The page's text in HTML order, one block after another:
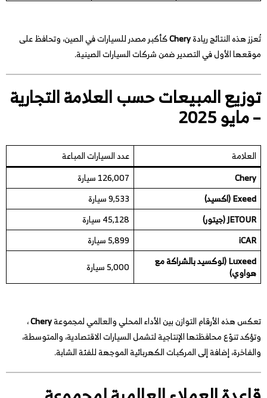
تُعزز هذه النتائج ريادةCheryكأكبر مصدر للسيارات في الصين، وتحافظ على
موقعها الأول في التصدير ضمن شركات السيارات الصينية.
توزيع المبيعات حسب العلامة التجارية
– مايو 2025
العلامة
عدد السيارات المباعة
Chery
126,007 سيارة
Exeed (اكسيد)
9,533 سيارة
JETOUR (جيتور)
45,128 سيارة
iCAR
5,899 سيارة
Luxeed (لوكسيد بالشراكة مع
هواوي)
5,000 سيارة
تعكس هذه الأرقام التوازن بين الأداء المحلي والعالمي لمجموعةChery،
وتؤكد تنوّع محافظتها الإنتاجية لتشمل السيارات الاقتصادية، والمتوسطة،
والفاخرة، إضافة إلى المركبات الكهربائية الموجهة للفئة الشابة.